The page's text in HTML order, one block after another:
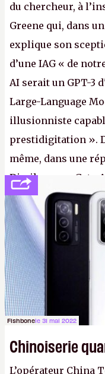
du chercheur, à
Greene qui, dans
explique son
d’une IAG « de
AI serait un GPT-3
Large-Language
illusionniste
prestidigitation ».
même, dans une
Dimikas, que Gato
prétendre réussir
photo : Pexels -
Fishbonele 31 mai 2022
Chinoiserie
L’opérateur China